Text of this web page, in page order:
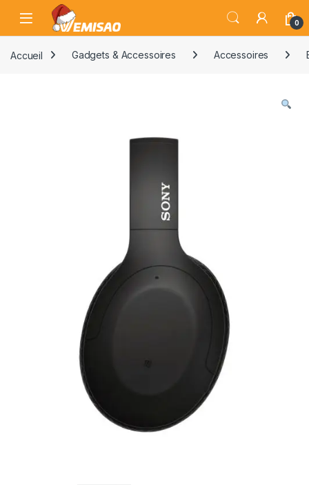
Skip to navigation
Skip to content
Open 0
Accueil Gadgets & Accessoires Accessoires